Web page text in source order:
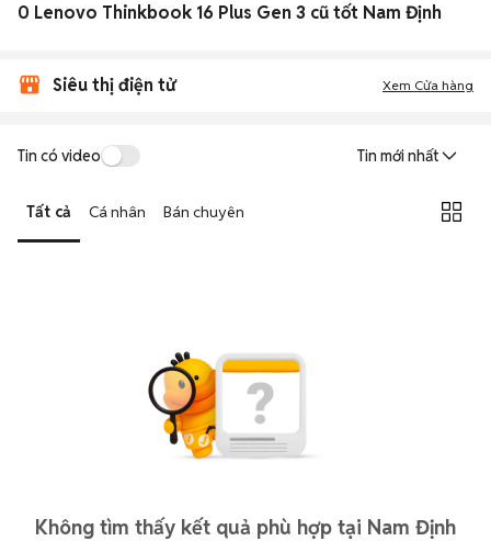
0 Lenovo Thinkbook 16 Plus Gen 3 cũ tốt Nam Định
Siêu thị điện tử Xem Cửa hàng
Tin có video Tin mới nhất
Tất cả Cá nhân Bán chuyên
Không tìm thấy kết quả phù hợp tại Nam Định